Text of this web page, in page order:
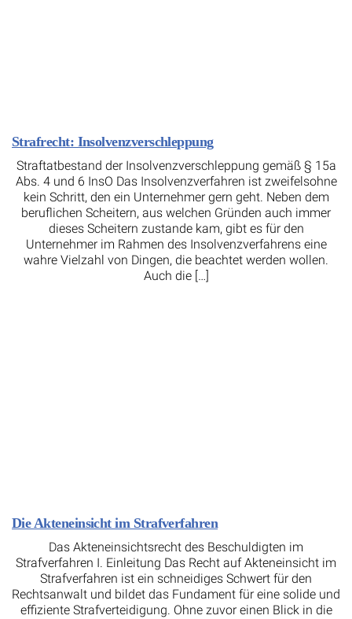
Strafrecht: Insolvenzverschleppung
Straftatbestand der Insolvenzverschleppung gemäß § 15a
Abs. 4 und 6 InsO Das Insolvenzverfahren ist zweifelsohne
kein Schritt, den ein Unternehmer gern geht. Neben dem
beruflichen Scheitern, aus welchen Gründen auch immer
dieses Scheitern zustande kam, gibt es für den
Unternehmer im Rahmen des Insolvenzverfahrens eine
wahre Vielzahl von Dingen, die beachtet werden wollen.
Auch die […]
Die Akteneinsicht im Strafverfahren
Das Akteneinsichtsrecht des Beschuldigten im
Strafverfahren I. Einleitung Das Recht auf Akteneinsicht im
Strafverfahren ist ein schneidiges Schwert für den
Rechtsanwalt und bildet das Fundament für eine solide und
effiziente Strafverteidigung. Ohne zuvor einen Blick in die